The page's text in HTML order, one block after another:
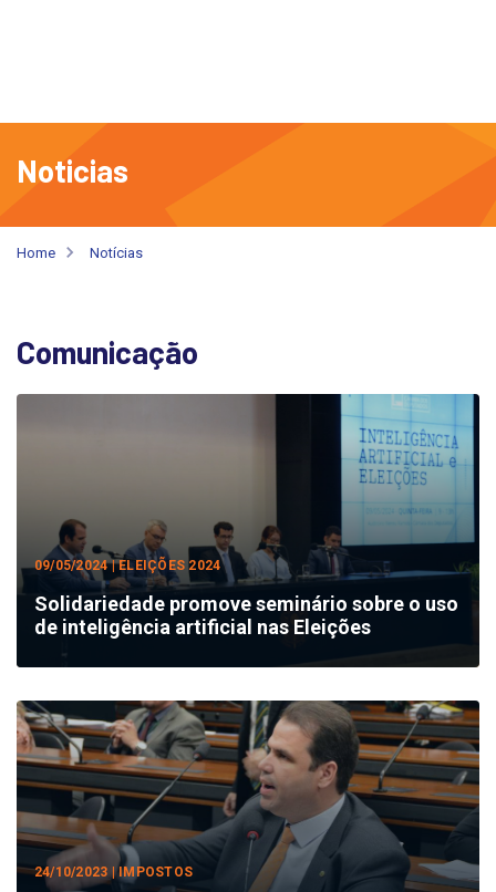
Noticias
Home Notícias
Comunicação
09/05/2024 | ELEIÇÕES 2024
Solidariedade promove seminário sobre o uso
de inteligência artificial nas Eleições
24/10/2023 | IMPOSTOS